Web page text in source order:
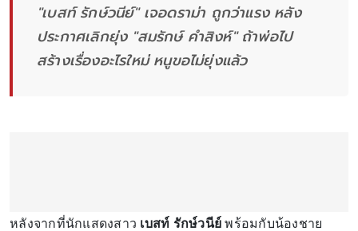
"เบสท์ รักษ์วนีย์" เจอดราม่า ถูกว่าแรง หลัง
ประกาศเลิกยุ่ง "สมรักษ์ คำสิงห์" ถ้าพ่อไป
สร้างเรื่องอะไรใหม่ หนูขอไม่ยุ่งแล้ว
หลังจากที่นักแสดงสาว เบสท์ รักษ์วนีย์พร้อมกับน้องชาย